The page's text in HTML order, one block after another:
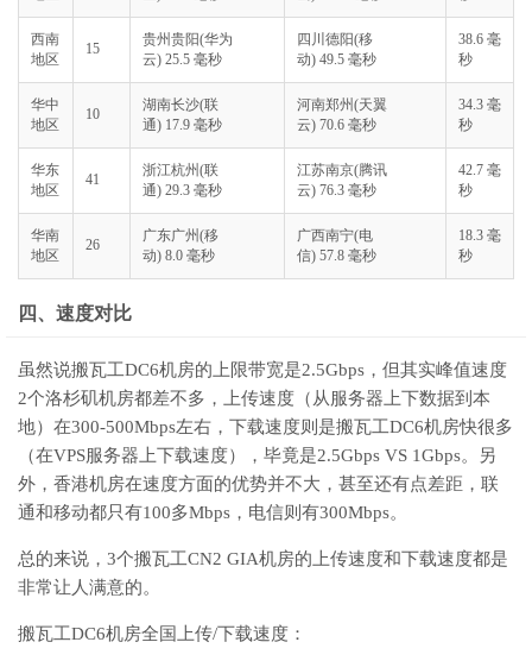
西南
地区
15
贵州贵阳(华为
云) 25.5 毫秒
四川德阳(移
动) 49.5 毫秒
38.6 毫
秒
华中
地区
10
湖南长沙(联
通) 17.9 毫秒
河南郑州(天翼
云) 70.6 毫秒
34.3 毫
秒
华东
地区
41
浙江杭州(联
通) 29.3 毫秒
江苏南京(腾讯
云) 76.3 毫秒
42.7 毫
秒
华南
地区
26
广东广州(移
动) 8.0 毫秒
广西南宁(电
信) 57.8 毫秒
18.3 毫
秒
四、速度对比
虽然说搬瓦工DC6机房的上限带宽是2.5Gbps，但其实峰值速度
2个洛杉矶机房都差不多，上传速度（从服务器上下数据到本
地）在300-500Mbps左右，下载速度则是搬瓦工DC6机房快很多
（在VPS服务器上下载速度），毕竟是2.5Gbps VS 1Gbps。另
外，香港机房在速度方面的优势并不大，甚至还有点差距，联
通和移动都只有100多Mbps，电信则有300Mbps。
总的来说，3个搬瓦工CN2 GIA机房的上传速度和下载速度都是
非常让人满意的。
搬瓦工DC6机房全国上传/下载速度：